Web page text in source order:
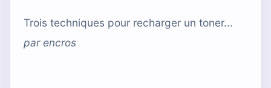
Trois techniques pour recharger un toner...
parencros